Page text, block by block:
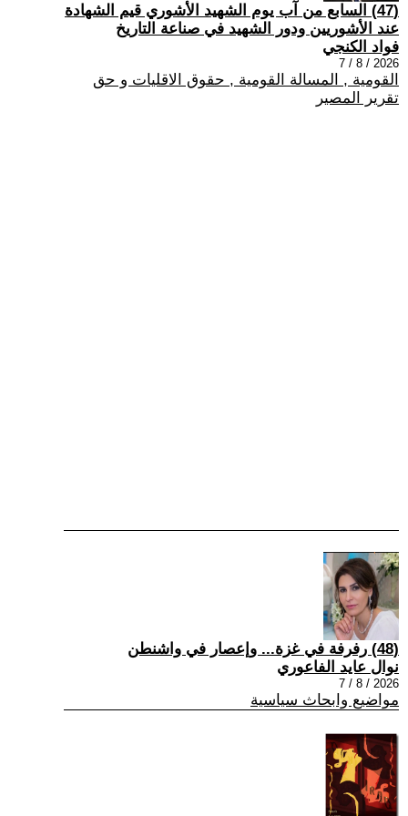
(47) السابع من آب يوم الشهيد الأشوري قيم الشهادة
عند الأشوريين ودور الشهيد في صناعة التاريخ
فواد الكنجي
2026 / 8 / 7
القومية , المسالة القومية , حقوق الاقليات و حق
تقرير المصير
(48) رفرفة في غزة... وإعصار في واشنطن
نوال عايد الفاعوري
2026 / 8 / 7
مواضيع وابحاث سياسية